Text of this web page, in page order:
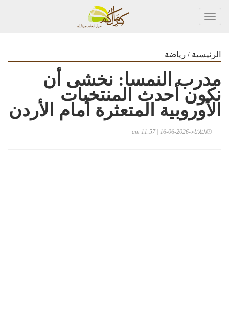
الرئيسية / رياضة
مدرب النمسا: نخشى أن
نكون أحدث المنتخبات
الأوروبية المتعثرة أمام الأردن
الثلاثاء-2026-06-16 | 11:57 am